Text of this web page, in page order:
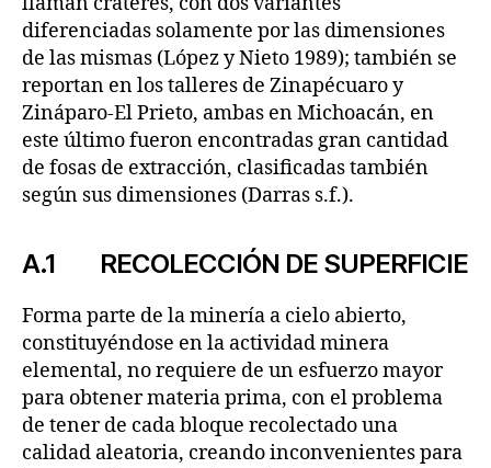
diferenciadas solamente por las dimensiones
de las mismas (López y Nieto 1989); también se
reportan en los talleres de Zinapécuaro y
Zináparo-El Prieto, ambas en Michoacán, en
este último fueron encontradas gran cantidad
de fosas de extracción, clasificadas también
según sus dimensiones (Darras s.f.).
A.1 RECOLECCIÓN DE SUPERFICIE
Forma parte de la minería a cielo abierto,
constituyéndose en la actividad minera
elemental, no requiere de un esfuerzo mayor
para obtener materia prima, con el problema
de tener de cada bloque recolectado una
calidad aleatoria, creando inconvenientes para